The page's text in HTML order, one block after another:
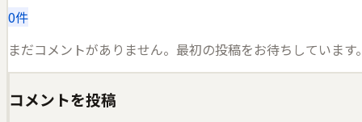
0件
まだコメントがありません。最初の投稿をお待ちしています
コメントを投稿